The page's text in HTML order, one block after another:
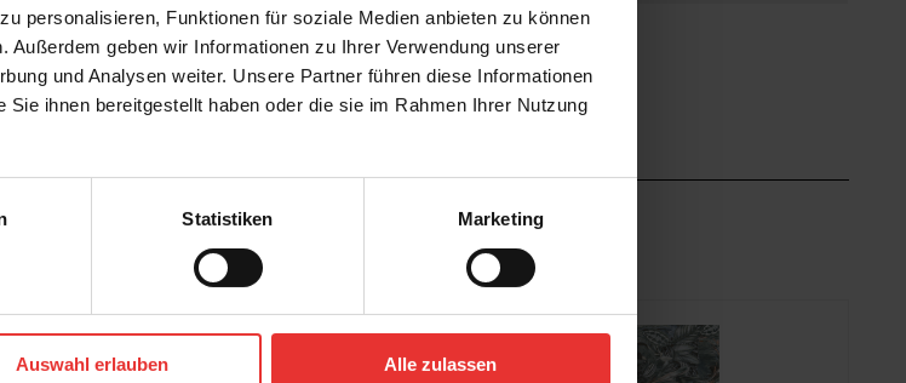
personalisieren, Funktionen für soziale Medien anbieten zu können
geben wir Informationen zu Ihrer Verwendung unserer
und Analysen weiter. Unsere Partner führen diese Informationen
ihnen bereitgestellt haben oder die sie im Rahmen Ihrer Nutzung
Statistiken Marketing
Auswahl erlauben Alle zulassen
Stilrichtung: Trendy